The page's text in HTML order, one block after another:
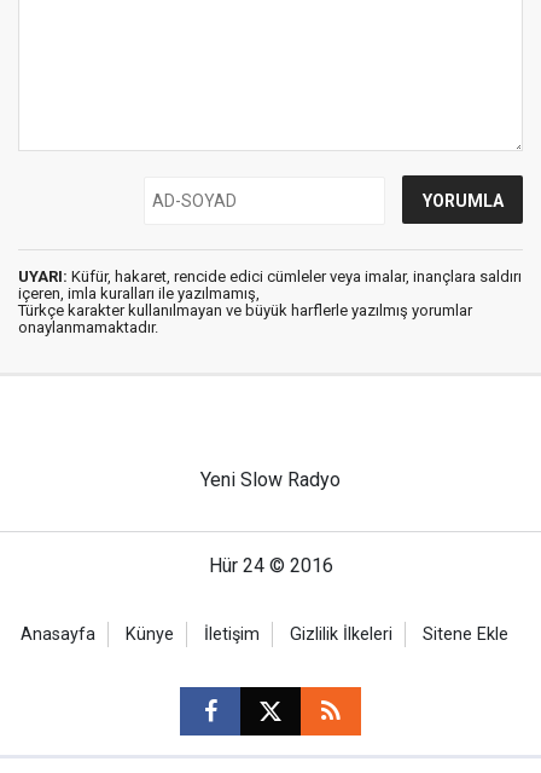
UYARI: Küfür, hakaret, rencide edici cümleler veya imalar, inançlara saldırı
içeren, imla kuralları ile yazılmamış,
Türkçe karakter kullanılmayan ve büyük harflerle yazılmış yorumlar
onaylanmamaktadır.
Yeni Slow Radyo
Hür 24 © 2016
Anasayfa Künye İletişim Gizlilik İlkeleri Sitene Ekle